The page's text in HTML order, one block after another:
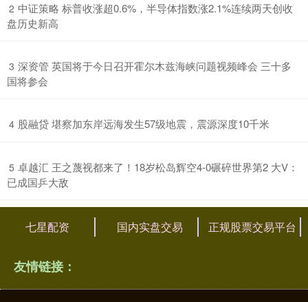
2 ​中证策略 标普收涨超0.6%，半导体指数涨2.1%连续两天创收
盘历史新高
3 ​深资管 英国将于今日召开霍尔木兹海峡问题视频峰会 三十多
国将参会
4 ​股融贷 堪察加东岸远海发生57级地震，震源深度10千米
5 ​卓越汇 王之蔑视都来了！18岁松岛辉空4-0碾碎世界第2 大V：
已成国乒大敌
七星配资 国内实盘交易 正规股票交易平台
友情链接：